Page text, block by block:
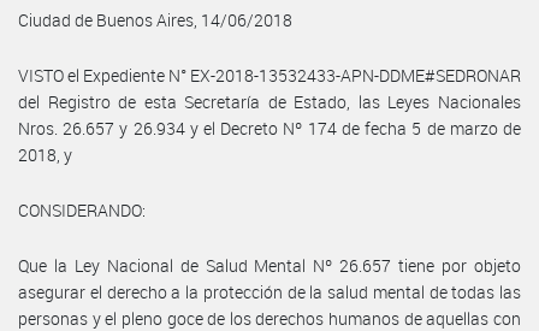
Ciudad de Buenos Aires, 14/06/2018
VISTO el Expediente N° EX-2018-13532433-APN-DDME#SEDRONAR
del Registro de esta Secretaría de Estado, las Leyes Nacionales
Nros. 26.657 y 26.934 y el Decreto Nº 174 de fecha 5 de marzo de
2018, y
CONSIDERANDO:
Que la Ley Nacional de Salud Mental Nº 26.657 tiene por objeto
asegurar el derecho a la protección de la salud mental de todas las
personas y el pleno goce de los derechos humanos de aquellas con